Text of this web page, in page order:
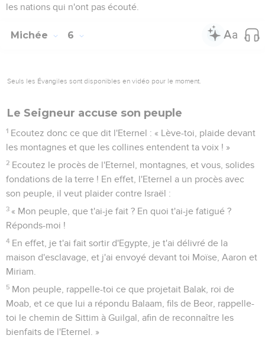
les nations qui n'ont pas écouté.
Michée 6
Seuls les Évangiles sont disponibles en vidéo pour le moment.
Le Seigneur accuse son peuple
1 Ecoutez donc ce que dit l'Eternel : « Lève-toi, plaide devant
les montagnes et que les collines entendent ta voix ! »
2 Ecoutez le procès de l'Eternel, montagnes, et vous, solides
fondations de la terre ! En effet, l'Eternel a un procès avec
son peuple, il veut plaider contre Israël :
3 « Mon peuple, que t'ai-je fait ? En quoi t'ai-je fatigué ?
Réponds-moi !
4 En effet, je t'ai fait sortir d'Egypte, je t'ai délivré de la
maison d'esclavage, et j'ai envoyé devant toi Moïse, Aaron et
Miriam.
5 Mon peuple, rappelle-toi ce que projetait Balak, roi de
Moab, et ce que lui a répondu Balaam, fils de Beor, rappelle-
toi le chemin de Sittim à Guilgal, afin de reconnaître les
bienfaits de l'Eternel. »